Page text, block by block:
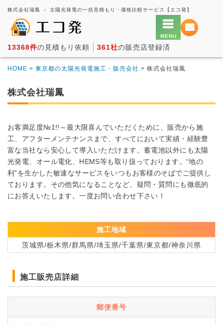
株式会社瑞鳳 － 太陽光発電の一括見積もり・価格比較サービス【エコ発】
13368件の見積もり依頼 361社の販売店登録済
HOME > 東京都の太陽光発電施工・販売会社 > 株式会社瑞鳳
株式会社瑞鳳
お客満足度№1!!～最大限喜んでいただくために、販売から施
工、アフターメンテナンスまで、すべてにおいて実績・経験豊
富な当社なら安心して導入いただけます。蓄電池以外にも太陽
光発電、オール電化、HEMS等も取り扱っております。“地の
利”を生かした敏速なサービスをいつもお客様のそばでご提供し
ております。その他気になることなど、疑問・質問にも徹底的
にお答えいたします。一度お問い合わせ下さい！
施工地域
茨城県/栃木県/群馬県/埼玉県/千葉県/東京都/神奈川県
施工販売店詳細
郵便番号